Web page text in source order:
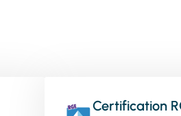
Certification